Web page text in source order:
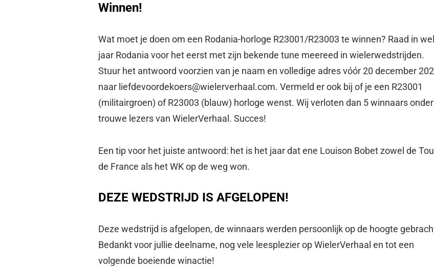
Winnen!
Wat moet je doen om een Rodania-horloge R23001/R23003 te winnen? Raad in
jaar Rodania voor het eerst met zijn bekende tune meereed in wielerwedstrijden.
Stuur het antwoord voorzien van je naam en volledige adres vóór 20 december
naar liefdevoordekoers@wielerverhaal.com. Vermeld er ook bij of je een R23001
(militairgroen) of R23003 (blauw) horloge wenst. Wij verloten dan 5 winnaars
trouwe lezers van WielerVerhaal. Succes!
Een tip voor het juiste antwoord: het is het jaar dat ene Louison Bobet zowel de
de France als het WK op de weg won.
DEZE WEDSTRIJD IS AFGELOPEN!
Deze wedstrijd is afgelopen, de winnaars werden persoonlijk op de hoogte
Bedankt voor jullie deelname, nog vele leesplezier op WielerVerhaal en tot een
volgende boeiende winactie!